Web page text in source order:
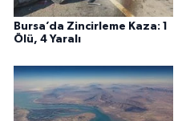
Bursa’da Zincirleme Kaza: 1
Ölü, 4 Yaralı